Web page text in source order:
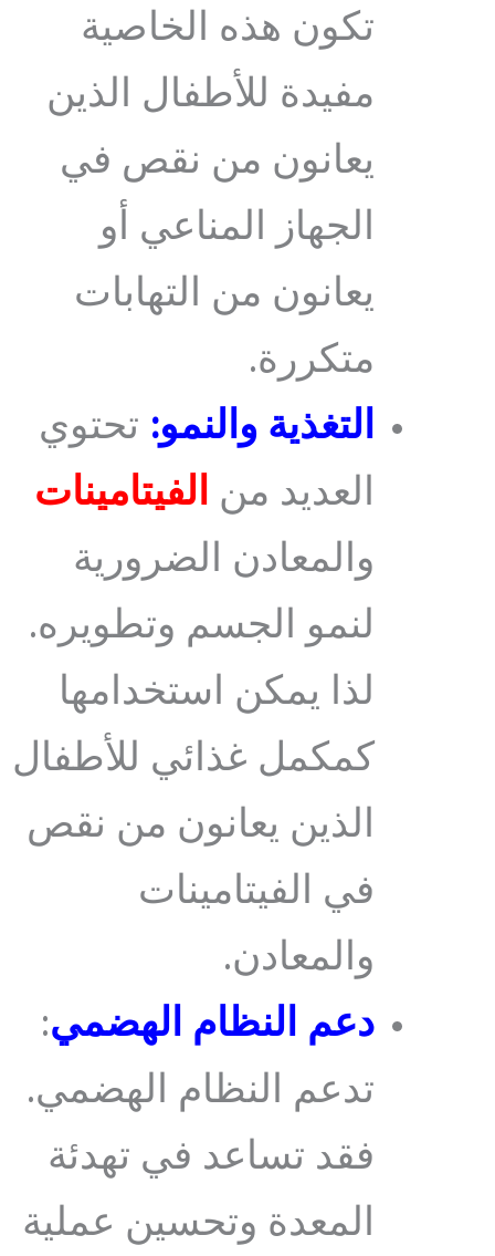
تكون هذه الخاصية
مفيدة للأطفال الذين
يعانون من نقص في
الجهاز المناعي أو
يعانون من التهابات
متكررة.
التغذية والنمو: تحتوي
العديد من الفيتامينات
والمعادن الضرورية
لنمو الجسم وتطويره.
لذا يمكن استخدامها
كمكمل غذائي للأطفال
الذين يعانون من نقص
في الفيتامينات
والمعادن.
دعم النظام الهضمي:
تدعم النظام الهضمي.
فقد تساعد في تهدئة
المعدة وتحسين عملية